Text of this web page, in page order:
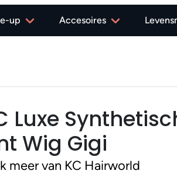
up Accesoires
Luxe
Wig Gigi
meer van KC Hairworld